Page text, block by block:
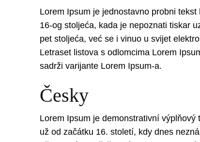
Lorem Ipsum je jednostavno probni
16-og stoljeća, kada je nepoznati tiskar
pet stoljeća, već se i vinuo u svijet
Letraset listova s odlomcima Lorem
sadrži varijante Lorem Ipsum-a.
Česky
Lorem Ipsum je demonstrativní
už od začátku 16. století, kdy dnes